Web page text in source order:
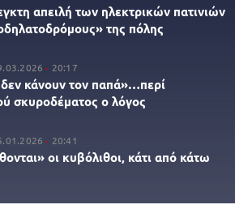
απειλή των ηλεκτρικών πατινιών
της πόλης
20:17
κάνουν τον παπά»…περί
σκυροδέματος ο λόγος
20:41
οι κυβόλιθοι, κάτι από κάτω